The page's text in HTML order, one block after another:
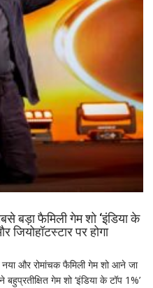
बड़ा फैमिली गेम शो ‘इंडिया के
जियोहॉटस्टार पर होगा
और रोमांचक फैमिली गेम शो आने जा
गेम शो ‘इंडिया के टॉप 1%’